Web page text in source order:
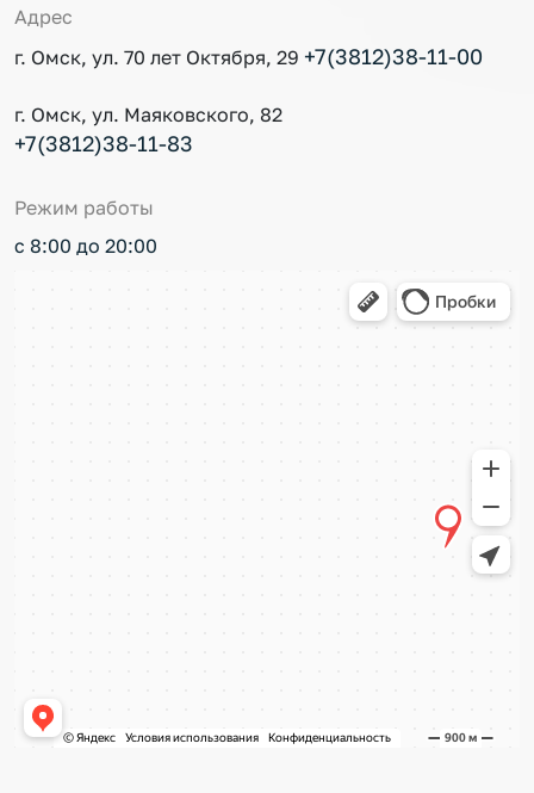
Адрес
г. Омск, ул. 70 лет Октября, 29 +7(3812)38-11-00
г. Омск, ул. Маяковского, 82
+7(3812)38-11-83
Режим работы
с 8:00 до 20:00